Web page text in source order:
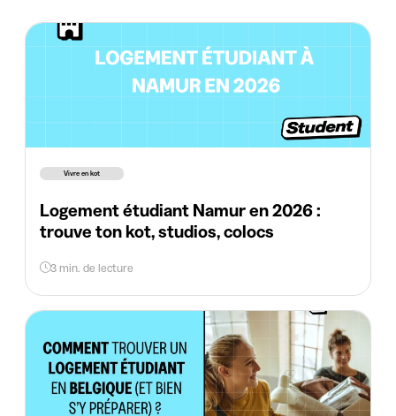
Vivre en kot
Logement étudiant Namur en 2026 :
trouve ton kot, studios, colocs
3 min. de lecture